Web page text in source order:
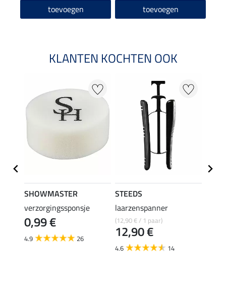
toevoegen toevoegen
KLANTEN KOCHTEN OOK
SHOWMASTER
verzorgingssponsje
0,99 €
4.9 26
STEEDS
laarzenspanner
(12,90 € / 1 paar)
12,90 €
4.6 14